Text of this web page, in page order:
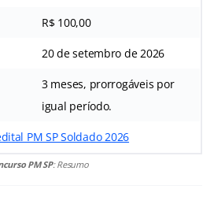
R$ 100,00
20 de setembro de 2026
3 meses, prorrogáveis por
igual período.
PM SP Soldado 2026
PM SP: Resumo